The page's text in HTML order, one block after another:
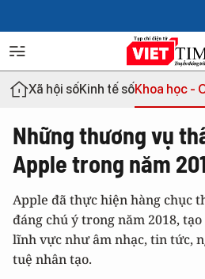
Xã hội sốKinh tế sốKhoa học -
Những thương vụ
Apple trong năm
Apple đã thực hiện hàng chục
đáng chú ý trong năm 2018,
lĩnh vực như âm nhạc, tin tức,
tuệ nhân tạo.